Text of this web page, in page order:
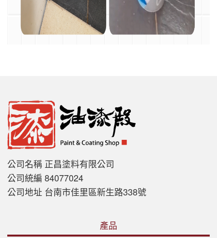
公司名稱 正昌塗料有限公司
公司統編 84077024
公司地址 台南市佳里區新生路338號
產品